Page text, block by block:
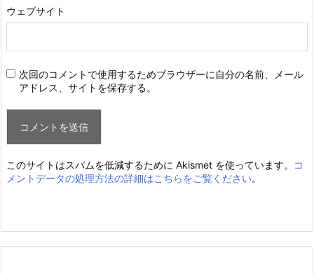
ウェブサイト
次回のコメントで使用するためブラウザーに自分の名前、メール
アドレス、サイトを保存する。
このサイトはスパムを低減するために Akismet を使っています。
コ
メントデータの処理方法の詳細はこちらをご覧ください。